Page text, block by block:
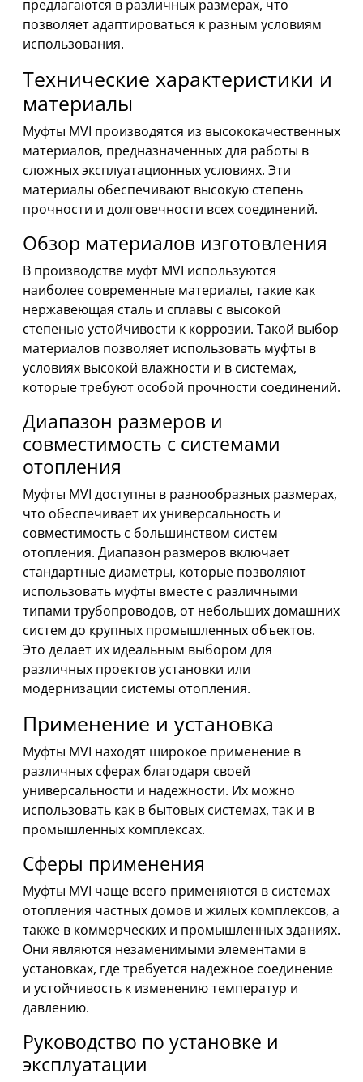
предлагаются в различных размерах, что
позволяет адаптироваться к разным условиям
использования.
Технические характеристики и
материалы
Муфты MVI производятся из высококачественных
материалов, предназначенных для работы в
сложных эксплуатационных условиях. Эти
материалы обеспечивают высокую степень
прочности и долговечности всех соединений.
Обзор материалов изготовления
В производстве муфт MVI используются
наиболее современные материалы, такие как
нержавеющая сталь и сплавы с высокой
степенью устойчивости к коррозии. Такой выбор
материалов позволяет использовать муфты в
условиях высокой влажности и в системах,
которые требуют особой прочности соединений.
Диапазон размеров и
совместимость с системами
отопления
Муфты MVI доступны в разнообразных размерах,
что обеспечивает их универсальность и
совместимость с большинством систем
отопления. Диапазон размеров включает
стандартные диаметры, которые позволяют
использовать муфты вместе с различными
типами трубопроводов, от небольших домашних
систем до крупных промышленных объектов.
Это делает их идеальным выбором для
различных проектов установки или
модернизации системы отопления.
Применение и установка
Муфты MVI находят широкое применение в
различных сферах благодаря своей
универсальности и надежности. Их можно
использовать как в бытовых системах, так и в
промышленных комплексах.
Сферы применения
Муфты MVI чаще всего применяются в системах
отопления частных домов и жилых комплексов, а
также в коммерческих и промышленных зданиях.
Они являются незаменимыми элементами в
установках, где требуется надежное соединение
и устойчивость к изменению температур и
давлению.
Руководство по установке и
эксплуатации